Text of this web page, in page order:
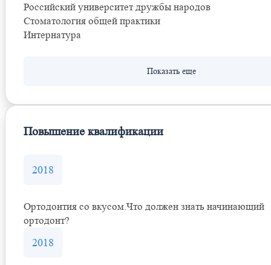
Российский университет дружбы народов
Стоматология общей практики
Интернатура
Повышение квалификации
2018
Ортодонтия со вкусом.Что должен знать начинающий
ортодонт?
2018